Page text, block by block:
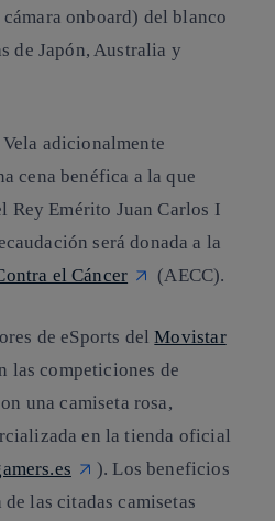
onboard) del blanco
de Japón, Australia y
adicionalmente
cena benéfica a la que
Rey Emérito Juan Carlos I
será donada a la
el Cáncer
(AECC).
de eSports delMovistar
las competiciones de
una camiseta rosa,
en la tienda oficial
). Los beneficios
las citadas camisetas